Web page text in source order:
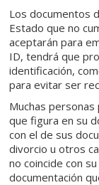
Los documentos
Estado que no
aceptarán para
ID, tendrá que
identificación,
para evitar ser
Muchas
que figura en su
con el de sus
divorcio u otros
no coincide con
documentación